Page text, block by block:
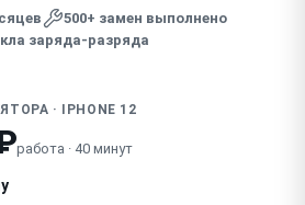
500+ замен выполнено
заряда-разряда
· IPHONE 12
работа · 40 минут